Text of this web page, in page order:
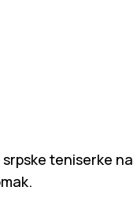
teniserke na